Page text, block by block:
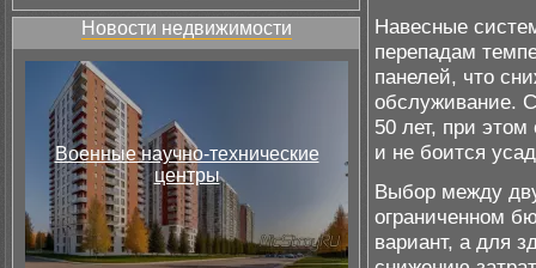
Новости недвижимости
Военные научно-технические
центры
Навесные
перепадам
панелей, что
обслуживание.
50 лет, при
и не боится
Выбор между
ограниченном
вариант, а для